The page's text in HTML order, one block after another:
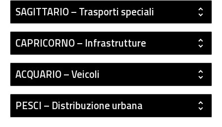
SAGITTARIO – Trasporti speciali
CAPRICORNO – Infrastrutture
ACQUARIO – Veicoli
PESCI – Distribuzione urbana